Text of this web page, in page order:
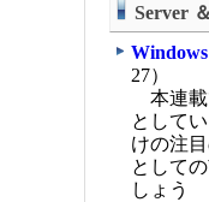
Server
27）
本連載
として
けの注
として
しょう